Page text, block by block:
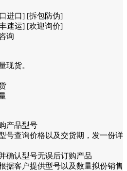
进口] [拆包防伪]
速运] [欢迎询价]
询
现货。
产品型号
号查询价格以及交货期，发一份详
确认型号无误后订购产品
据客户提供型号以及数量拟份销售